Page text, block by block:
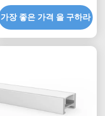
루미늄 프로파일
가장 좋은 가격 을 구하라